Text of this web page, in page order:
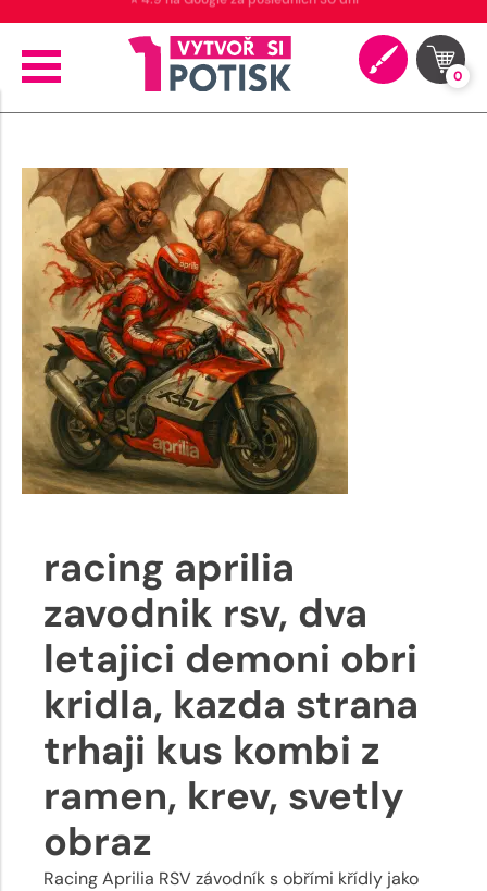
⭐ 4.9 na Google za posledních 30 dní
0
racing aprilia
zavodnik rsv, dva
letajici demoni obri
kridla, kazda strana
trhaji kus kombi z
ramen, krev, svetly
obraz
Racing Aprilia RSV závodník s obřími křídly jako